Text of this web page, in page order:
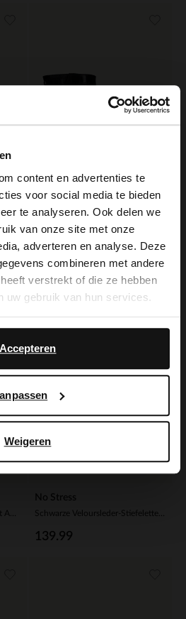
content en advertenties te
voor social media te bieden
te analyseren. Ook delen we
van onze site met onze
adverteren en analyse. Deze
combineren met andere
verstrekt of die ze hebben
uw gebruik van hun services.
Accepteren
Weigeren
No Stress
129.99
No Stress
139.99
×
in English?
isn't Dutch. Would
English?